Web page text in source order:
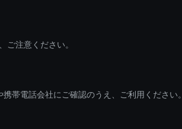
ご注意ください。
帯電話会社にご確認のうえ、ご利用ください。